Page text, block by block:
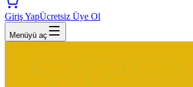
Giriş YapÜcretsiz Üye Ol
Menüyü aç